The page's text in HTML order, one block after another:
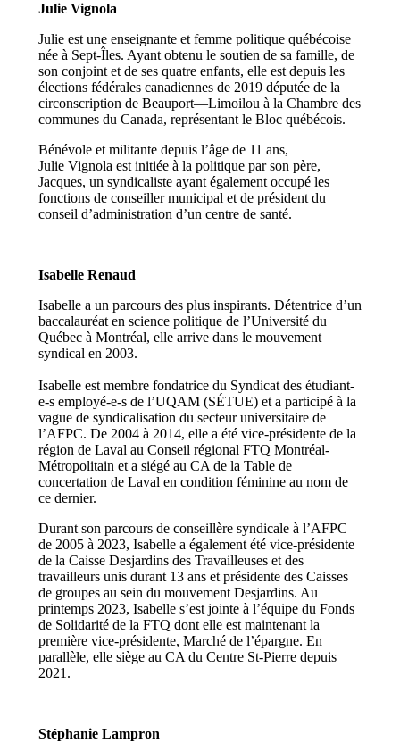
Julie Vignola
Julie est une enseignante et femme politique québécoise
née à Sept-Îles. Ayant obtenu le soutien de sa famille, de
son conjoint et de ses quatre enfants, elle est depuis les
élections fédérales canadiennes de 2019 députée de la
circonscription de Beauport—Limoilou à la Chambre des
communes du Canada, représentant le Bloc québécois.
Bénévole et militante depuis l’âge de 11 ans,
Julie Vignola est initiée à la politique par son père,
Jacques, un syndicaliste ayant également occupé les
fonctions de conseiller municipal et de président du
conseil d’administration d’un centre de santé.
Isabelle Renaud
Isabelle a un parcours des plus inspirants. Détentrice d’un
baccalauréat en science politique de l’Université du
Québec à Montréal, elle arrive dans le mouvement
syndical en 2003.
Isabelle est membre fondatrice du Syndicat des étudiant-
e-s employé-e-s de l’UQAM (SÉTUE) et a participé à la
vague de syndicalisation du secteur universitaire de
l’AFPC. De 2004 à 2014, elle a été vice-présidente de la
région de Laval au Conseil régional FTQ Montréal-
Métropolitain et a siégé au CA de la Table de
concertation de Laval en condition féminine au nom de
ce dernier.
Durant son parcours de conseillère syndicale à l’AFPC
de 2005 à 2023, Isabelle a également été vice-présidente
de la Caisse Desjardins des Travailleuses et des
travailleurs unis durant 13 ans et présidente des Caisses
de groupes au sein du mouvement Desjardins. Au
printemps 2023, Isabelle s’est jointe à l’équipe du Fonds
de Solidarité de la FTQ dont elle est maintenant la
première vice-présidente, Marché de l’épargne. En
parallèle, elle siège au CA du Centre St-Pierre depuis
2021.
Stéphanie Lampron